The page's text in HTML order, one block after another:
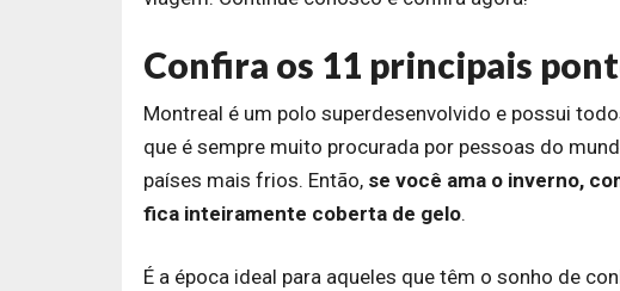
Confira os 11 principais
Montreal é um polo superdesenvolvido e possui
que é sempre muito procurada por pessoas do
países mais frios. Então, se você ama o inverno,
fica inteiramente coberta de gelo.
É a época ideal para aqueles que têm o sonho de